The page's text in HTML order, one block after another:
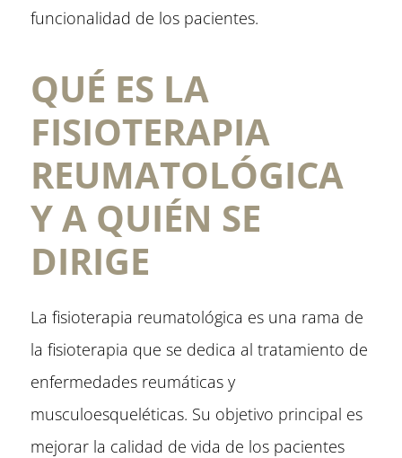
funcionalidad de los pacientes.
QUÉ ES LA
FISIOTERAPIA
REUMATOLÓGICA
Y A QUIÉN SE
DIRIGE
La fisioterapia reumatológica es una rama de
la fisioterapia que se dedica al tratamiento de
enfermedades reumáticas y
musculoesqueléticas. Su objetivo principal es
mejorar la calidad de vida de los pacientes